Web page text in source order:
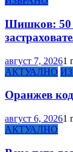
Шишков: 50
август 7, 20261
АКТУАЛНО
Оранжев
август 6, 20261
АКТУАЛНО